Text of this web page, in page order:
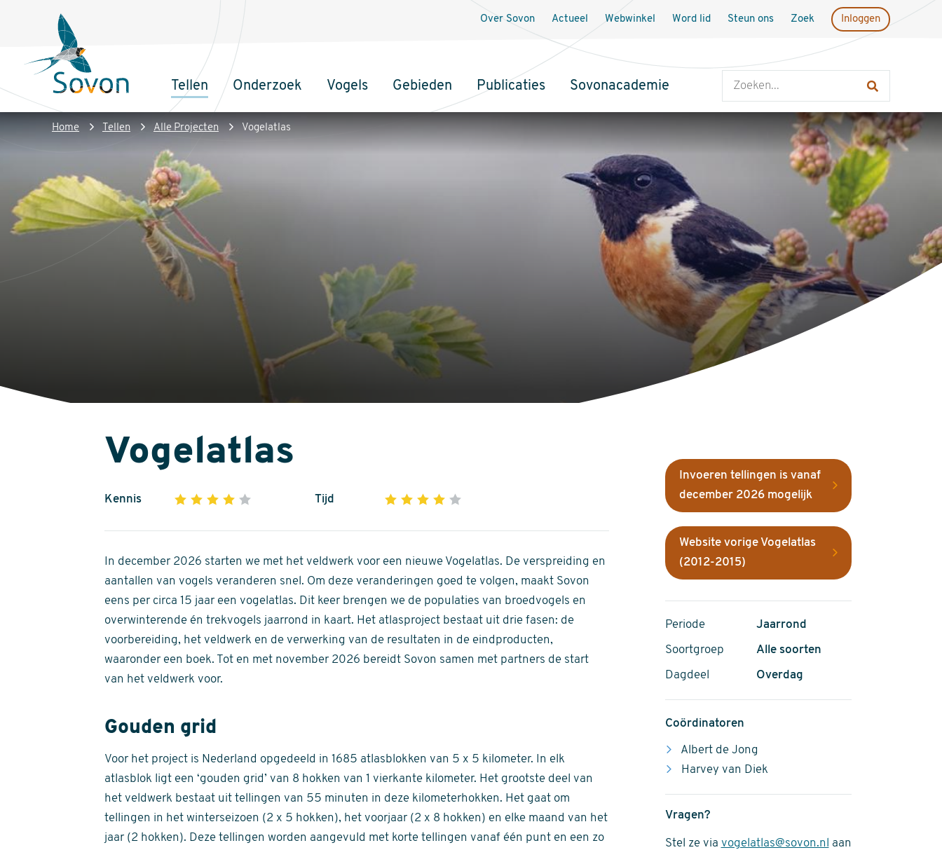
inhoud
Sovon
Homepage
Hoofdnavigatie
Tellen Onderzoek Vogels Gebieden Publicaties Sovonacademie
Over Sovon Actueel Webwinkel Word lid Steun ons Zoek Inloggen
Kruimelpad
Home Tellen Alle Projecten Vogelatlas
Vogelatlas
Kennis 1 2 3 4
of
5
stars
Tijd 1 2 3 4
of
5
stars
In december 2026 starten we met het veldwerk voor een nieuwe Vogelatlas. De verspreiding en
aantallen van vogels veranderen snel. Om deze veranderingen goed te volgen, maakt Sovon
eens per circa 15 jaar een vogelatlas. Dit keer brengen we de populaties van broedvogels en
overwinterende én trekvogels jaarrond in kaart. Het atlasproject bestaat uit drie fasen: de
voorbereiding, het veldwerk en de verwerking van de resultaten in de eindproducten,
waaronder een boek. Tot en met november 2026 bereidt Sovon samen met partners de start
van het veldwerk voor.
Gouden grid
Voor het project is Nederland opgedeeld in 1685 atlasblokken van 5 x 5 kilometer. In elk
atlasblok ligt een ‘gouden grid’ van 8 hokken van 1 vierkante kilometer. Het grootste deel van
het veldwerk bestaat uit tellingen van 55 minuten in deze kilometerhokken. Het gaat om
tellingen in het winterseizoen (2 x 5 hokken), het voorjaar (2 x 8 hokken) en elke maand van het
jaar (2 hokken). Deze tellingen worden aangevuld met korte tellingen vanaf één punt en een zo
Invoeren tellingen is vanaf
december 2026 mogelijk
Website vorige Vogelatlas
(2012-2015)
Periode Jaarrond
Soortgroep Alle soorten
Dagdeel Overdag
Coördinatoren
Albert de Jong
Harvey van Diek
Vragen?
Stel ze via vogelatlas@sovon.nl
aan